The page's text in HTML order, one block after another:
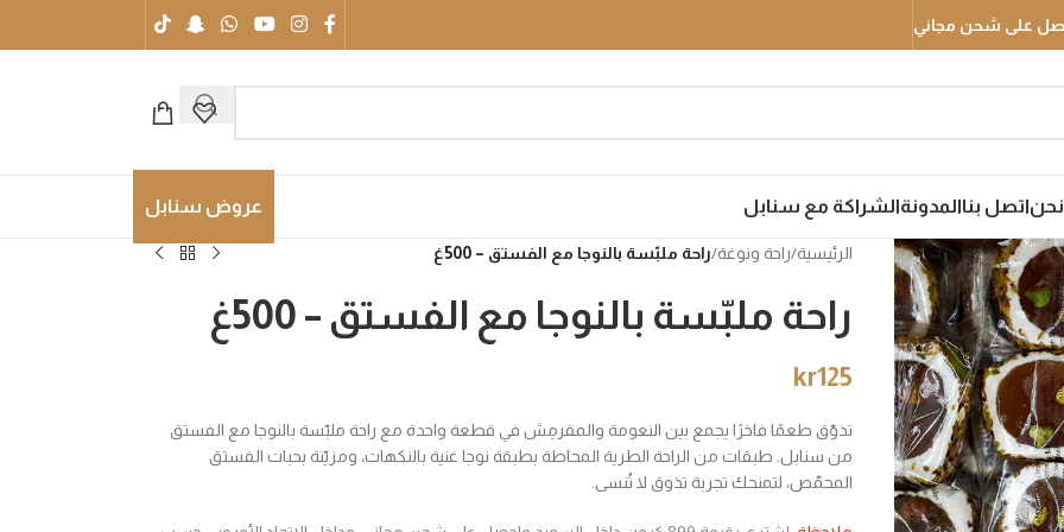
اتصل بناالمدونةالشراكة مع سنابل عروض سنابل
الرئيسية/راحة ونوغة/راحة ملبّسة بالنوجا مع الفستق – 500غ
راحة ملبّسة بالنوجا مع الفستق – 500غ
kr125
تذوّق طعمًا فاخرًا يجمع بين النعومة والمقرمِش في قطعة واحدة مع راحة ملبّسة بالنوجا مع الفستق
من سنابل. طبقات من الراحة الطرية المحاطة بطبقة نوجا غنية بالنكهات، ومزيّنة بحبات الفستق
المحمّص، لتمنحك تجربة تذوق لا تُنسى.